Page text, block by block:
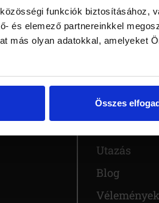
funkciók biztosításához,
és elemező partnereinkkel
más olyan adatokkal, amelyeket
Összes
a beszédkészségedet, a
magabiztosság pedig átsegít a
Utazás
Blog
Vélemények